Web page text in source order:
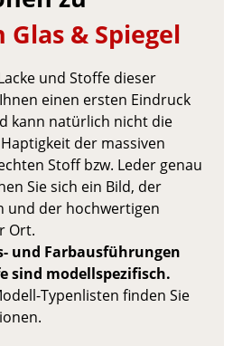
& Spiegel
und Stoffe dieser
einen ersten Eindruck
kann natürlich nicht die
der massiven
Stoff bzw. Leder genau
Sie sich ein Bild, der
und der hochwertigen
Ort.
und Farbausführungen
sind modellspezifisch.
Typenlisten finden Sie